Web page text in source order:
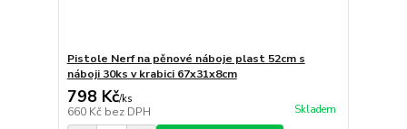
Pistole Nerf na pěnové náboje plast 52cm s
náboji 30ks v krabici 67x31x8cm
798 Kč/ks
660 Kč bez DPH Skladem